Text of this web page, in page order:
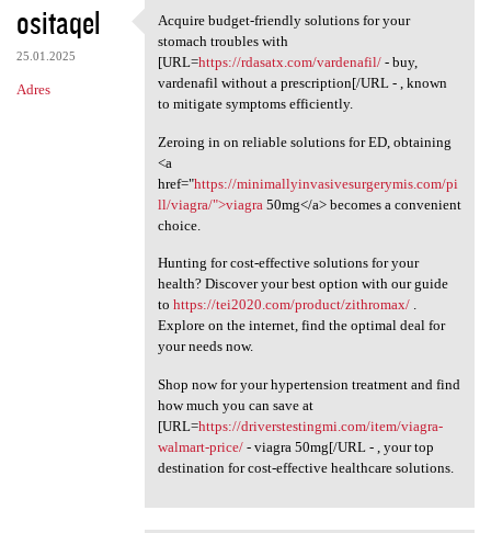
ositaqel
25.01.2025
Adres
Acquire budget-friendly
Acquire budget-friendly solutions for your
stomach troubles with
[URL=https://rdasatx.com/vardenafil/- buy,
vardenafil without a prescription[/URL - , known
to mitigate symptoms efficiently.
Zeroing in on reliable solutions for ED, obtaining
<a
href="https://minimallyinvasivesurgerymis.com/pi
ll/viagra/">viagra 50mg</a> becomes a convenient
choice.
Hunting for cost-effective solutions for your
health? Discover your best option with our guide
to https://tei2020.com/product/zithromax/.
Explore on the internet, find the optimal deal for
your needs now.
Shop now for your hypertension treatment and find
how much you can save at
[URL=https://driverstestingmi.com/item/viagra-
walmart-price/- viagra 50mg[/URL - , your top
destination for cost-effective healthcare solutions.